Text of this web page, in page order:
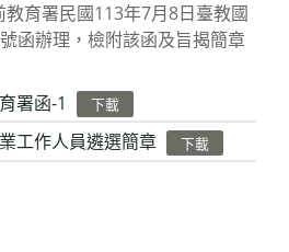
育署民國113年7月8日臺教國
函辦理，檢附該函及旨揭簡章
署函-1
下載
工作人員遴選簡章 下載